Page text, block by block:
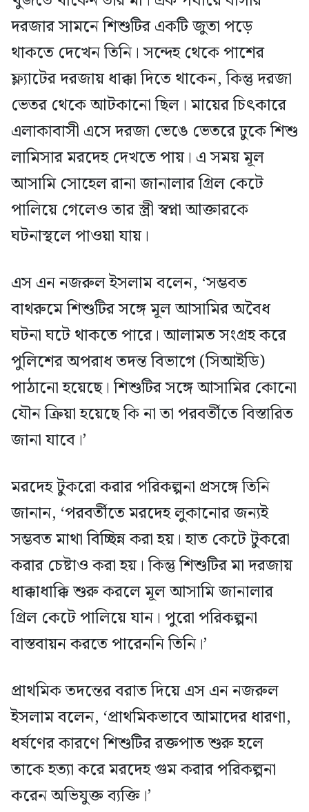
দরজার সামনে শিশুটির একটি জুতা পড়ে
থাকতে দেখেন তিনি। সন্দেহ থেকে পাশের
ফ্ল্যাটের দরজায় ধাক্কা দিতে থাকেন, কিন্তু দরজা
ভেতর থেকে আটকানো ছিল। মায়ের চিৎকারে
এলাকাবাসী এসে দরজা ভেঙে ভেতরে ঢুকে শিশু
লামিসার মরদেহ দেখতে পায়। এ সময় মূল
আসামি সোহেল রানা জানালার গ্রিল কেটে
পালিয়ে গেলেও তার স্ত্রী স্বপ্না আক্তারকে
ঘটনাস্থলে পাওয়া যায়।
এস এন নজরুল ইসলাম বলেন, ‘সম্ভবত
বাথরুমে শিশুটির সঙ্গে মূল আসামির অবৈধ
ঘটনা ঘটে থাকতে পারে। আলামত সংগ্রহ করে
পুলিশের অপরাধ তদন্ত বিভাগে (সিআইডি)
পাঠানো হয়েছে। শিশুটির সঙ্গে আসামির কোনো
যৌন ক্রিয়া হয়েছে কি না তা পরবর্তীতে বিস্তারিত
জানা যাবে।’
মরদেহ টুকরো করার পরিকল্পনা প্রসঙ্গে তিনি
জানান, ‘পরবর্তীতে মরদেহ লুকানোর জন্যই
সম্ভবত মাথা বিচ্ছিন্ন করা হয়। হাত কেটে টুকরো
করার চেষ্টাও করা হয়। কিন্তু শিশুটির মা দরজায়
ধাক্কাধাক্কি শুরু করলে মূল আসামি জানালার
গ্রিল কেটে পালিয়ে যান। পুরো পরিকল্পনা
বাস্তবায়ন করতে পারেননি তিনি।’
প্রাথমিক তদন্তের বরাত দিয়ে এস এন নজরুল
ইসলাম বলেন, ‘প্রাথমিকভাবে আমাদের ধারণা,
ধর্ষণের কারণে শিশুটির রক্তপাত শুরু হলে
তাকে হত্যা করে মরদেহ গুম করার পরিকল্পনা
করেন অভিযুক্ত ব্যক্তি।’